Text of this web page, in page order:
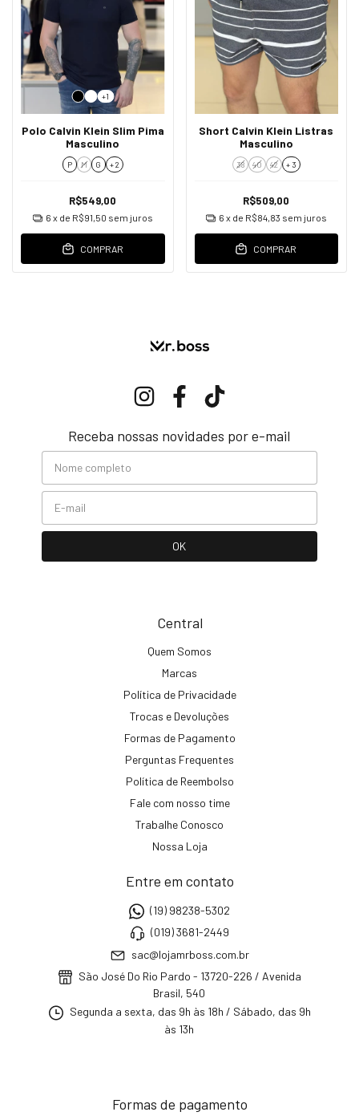
+1
Polo Calvin Klein Slim Pima
Masculino
P M G + 2
R$549,00
6 x de R$91,50 sem juros
COMPRAR
Short Calvin Klein Listras
Masculino
38 40 42 + 3
R$509,00
6 x de R$84,83 sem juros
COMPRAR
Receba nossas novidades por e-mail
Central
Quem Somos
Marcas
Política de Privacidade
Trocas e Devoluções
Formas de Pagamento
Perguntas Frequentes
Política de Reembolso
Fale com nosso time
Trabalhe Conosco
Nossa Loja
Entre em contato
(19) 98238-5302
(019) 3681-2449
sac@lojamrboss.com.br
São José Do Rio Pardo - 13720-226 / Avenida
Brasil, 540
Segunda a sexta, das 9h às 18h / Sábado, das 9h
às 13h
Formas de pagamento